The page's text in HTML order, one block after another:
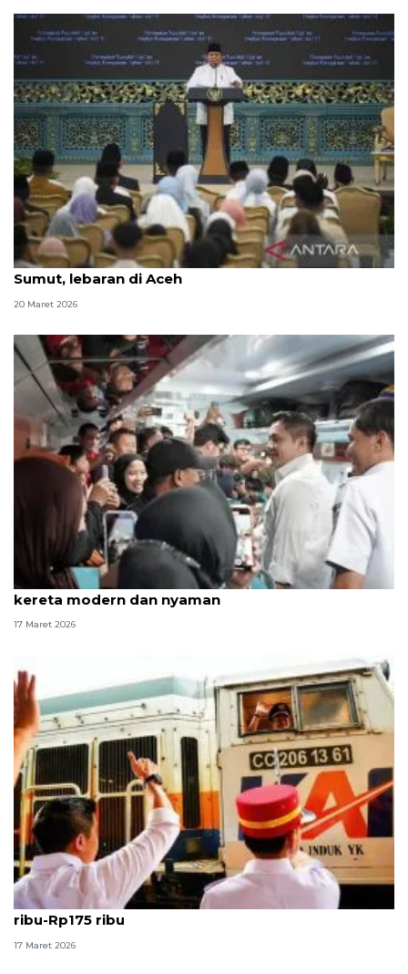
Seskab: Presiden Prabowo malam takbiran di
Sumut, lebaran di Aceh
20 Maret 2026
Seskab: Presiden Prabowo ingin semua stasiun
kereta modern dan nyaman
17 Maret 2026
Seskab: Tiket kereta kerakyatan turun jadi Rp135
ribu-Rp175 ribu
17 Maret 2026